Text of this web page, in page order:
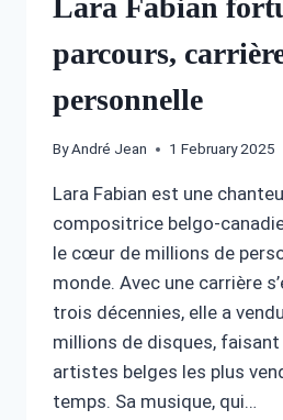
parcours,
personnelle
ByAndré Jean 1 February 2025
Lara Fabian est une
compositrice belgo-
le cœur de millions de
monde. Avec une carrière
trois décennies, elle a
millions de disques, faisant
artistes belges les plus
temps. Sa musique, qui…